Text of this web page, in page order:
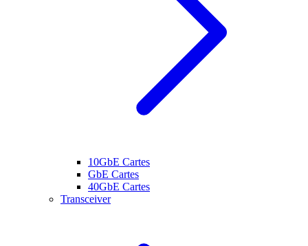
10GbE Cartes
GbE Cartes
40GbE Cartes
Transceiver